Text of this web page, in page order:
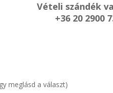
Vételi szándék
+36 20 2900
meglásd a választ)